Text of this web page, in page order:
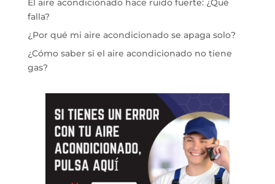
El aire acondicionado hace ruido fuerte: ¿Qué
falla?
¿Por qué mi aire acondicionado se apaga solo?
¿Cómo saber si el aire acondicionado no tiene
gas?